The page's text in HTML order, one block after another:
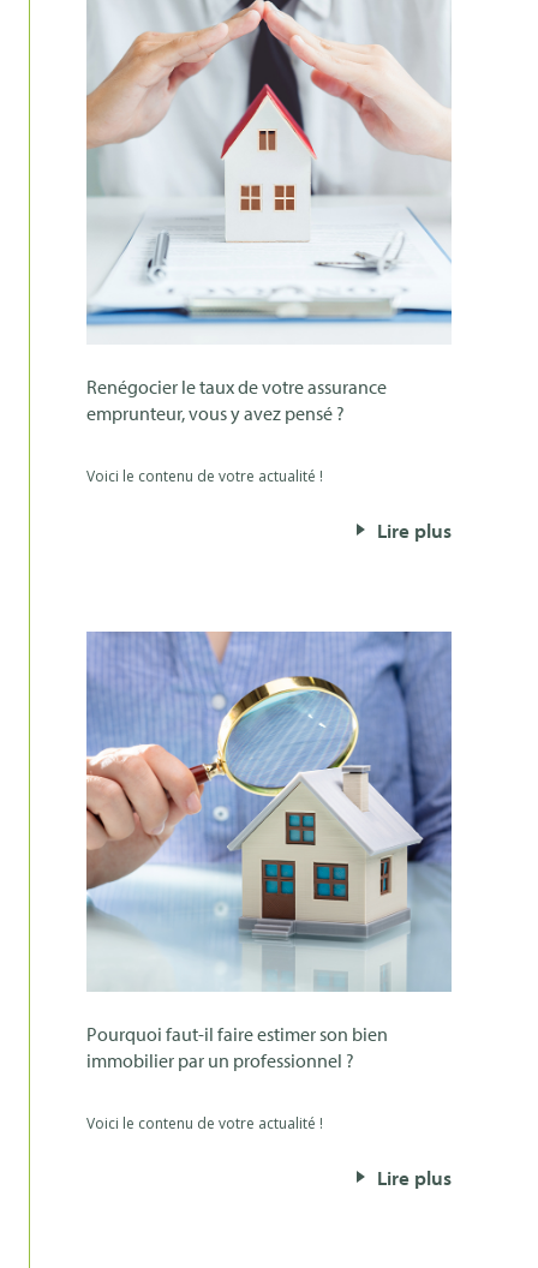
renégocier le taux de votre assurance
emprunteur, vous y avez pensé ?
Voici le contenu de votre actualité !
Lire plus
pourquoi faut-il faire estimer son bien
immobilier par un professionnel ?
Voici le contenu de votre actualité !
Lire plus